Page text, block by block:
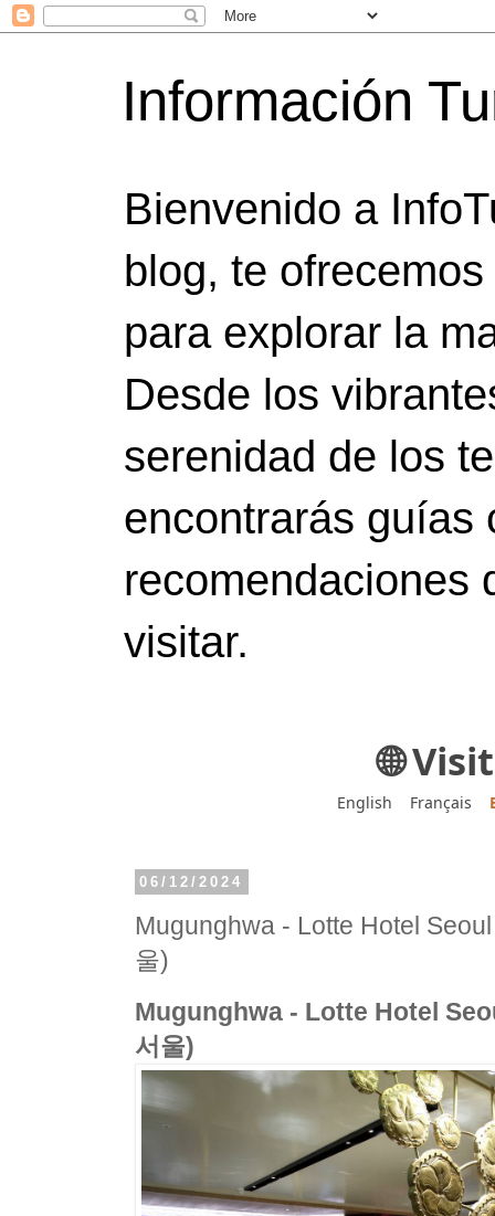
Información
Bienvenido a
blog, te
para explorar la
Desde los
serenidad de los
encontrarás guías
recomendaciones
visitar.
🌐
English Français
06/12/2024
Mugunghwa - Lotte Hotel
울)
Mugunghwa - Lotte Hotel
서울)